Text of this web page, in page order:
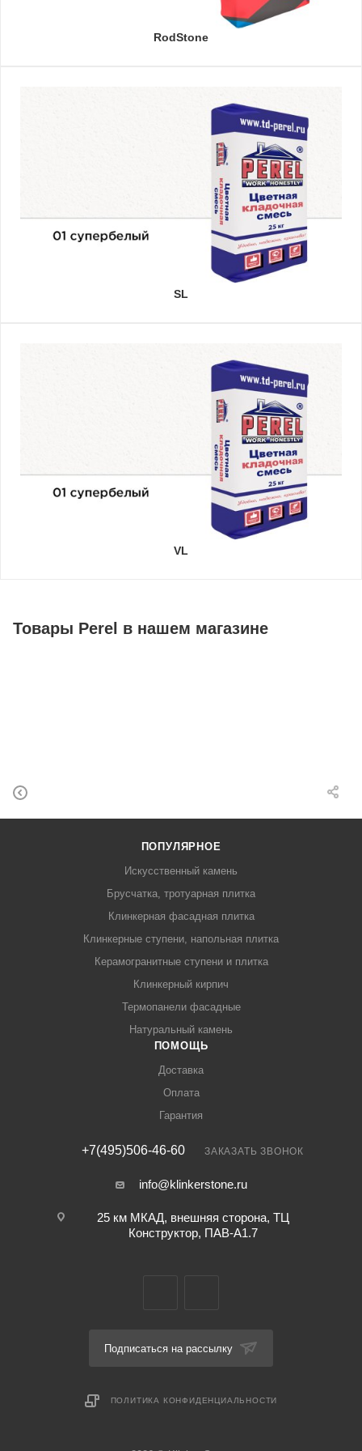
RodStone
SL
VL
Товары Perel в нашем магазине
ПОПУЛЯРНОЕ
Искусственный камень
Брусчатка, тротуарная плитка
Клинкерная фасадная плитка
Клинкерные ступени, напольная плитка
Керамогранитные ступени и плитка
Клинкерный кирпич
Термопанели фасадные
Натуральный камень
ПОМОЩЬ
Доставка
Оплата
Гарантия
+7(495)506-46-60 ЗАКАЗАТЬ ЗВОНОК
info@klinkerstone.ru
25 км МКАД, внешняя сторона, ТЦ
Конструктор, ПАВ-А1.7
Подписаться на рассылку
ПОЛИТИКА КОНФИДЕНЦИАЛЬНОСТИ